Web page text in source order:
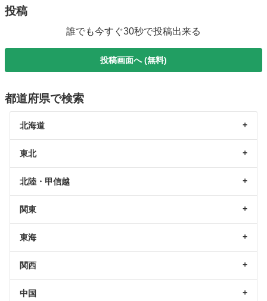
投稿
誰でも今すぐ30秒で投稿出来る
投稿画面へ (無料)
都道府県で検索
北海道
東北
北陸・甲信越
関東
東海
関西
中国